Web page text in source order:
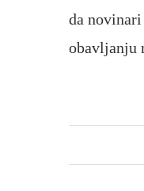
da
obavljanju